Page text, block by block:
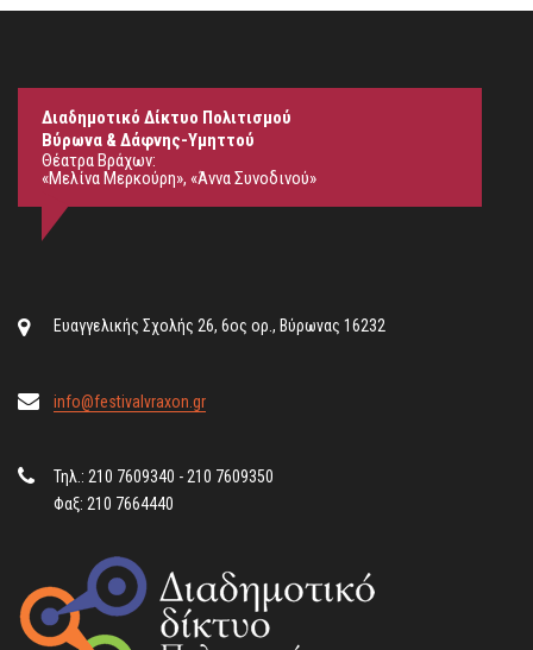
Διαδημοτικό Δίκτυο Πολιτισμού
Βύρωνα & Δάφνης-Υμηττού
Θέατρα Βράχων:
«Μελίνα Μερκούρη», «Άννα Συνοδινού»
Ευαγγελικής Σχολής 26, 6ος ορ., Βύρωνας 16232
info@festivalvraxon.gr
Τηλ.: 210 7609340 - 210 7609350
Φαξ: 210 7664440